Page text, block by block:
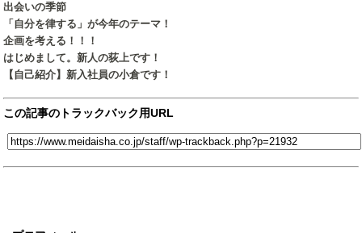
出会いの季節
「自分を律する」が今年のテーマ！
企画を考える！！！
はじめまして。新人の荻上です！
【自己紹介】新入社員の小倉です！
この記事のトラックバック用URL